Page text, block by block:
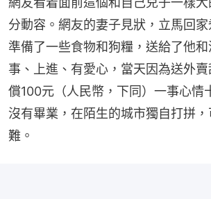
分動容。網友的妻子見狀，立馬回
準備了一些食物和狗糧，送給了他
事、上進、有愛心，當天因為送外
償100元（人民幣，下同）一事心情
沒有畢業，在陌生的城市獨自打拼
難。